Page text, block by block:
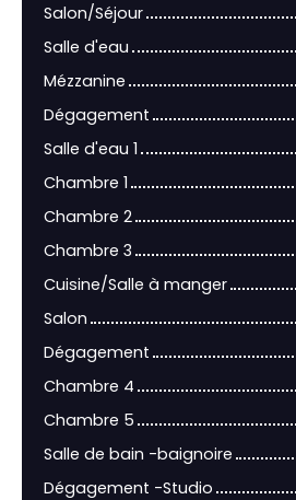
Salon/Séjour
Salle d'eau
Mézzanine
Dégagement
Salle d'eau 1
Chambre 1
Chambre 2
Chambre 3
Cuisine/Salle à manger
Salon
Dégagement
Chambre 4
Chambre 5
Salle de bain -baignoire
Dégagement -Studio